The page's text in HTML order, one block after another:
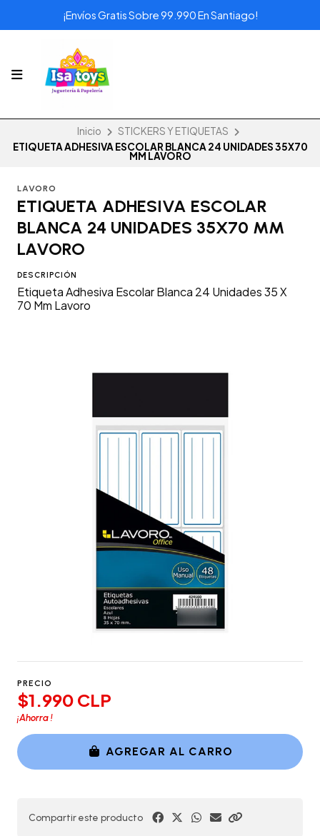
¡Envíos Gratis Sobre 99.990 En Santiago!
Inicio
STICKERS Y ETIQUETAS
ETIQUETA ADHESIVA ESCOLAR BLANCA 24 UNIDADES 35X70
MM LAVORO
LAVORO
ETIQUETA ADHESIVA ESCOLAR
BLANCA 24 UNIDADES 35X70 MM
LAVORO
DESCRIPCIÓN
Etiqueta Adhesiva Escolar Blanca 24 Unidades 35 X
70 Mm Lavoro
PRECIO
$1.990 CLP
¡Ahorra!
AGREGAR AL CARRO
Compartir este producto